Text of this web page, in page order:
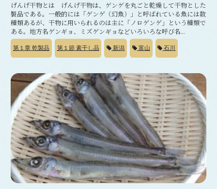
げんげ干物とは げんげ干物は、ゲンゲを丸ごと乾燥して干物とした
製品である。一般的には「ゲンゲ（幻魚）」と呼ばれている魚には数
種類あるが、干物に用いられるのは主に「ノロゲンゲ」という種類で
ある。地方名ゲンギョ、ミズゲンギョなどいろいろな呼び名...
第１章 乾製品 第１節素干し品 新潟 富山 石川